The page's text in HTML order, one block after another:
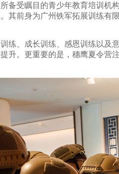
备受瞩目的青少年教育培训
其前身为广州铁军拓展训练
练、成长训练、感恩训练以
升。更重要的是，穗鹰夏令